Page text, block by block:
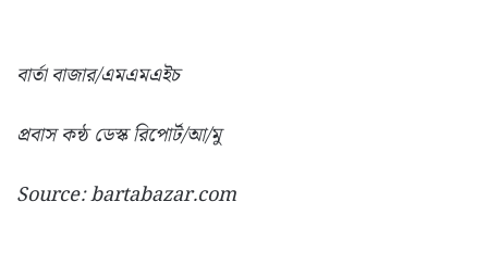
বার্তা বাজার/এমএমএইচ
প্রবাস কন্ঠ ডেস্ক রিপোর্ট/আ/মু
Source: bartabazar.com